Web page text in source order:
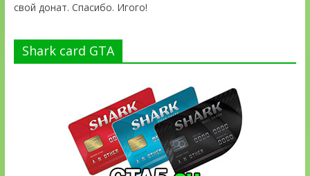
свой донат. Спасибо. Игого!
Shark card GTA